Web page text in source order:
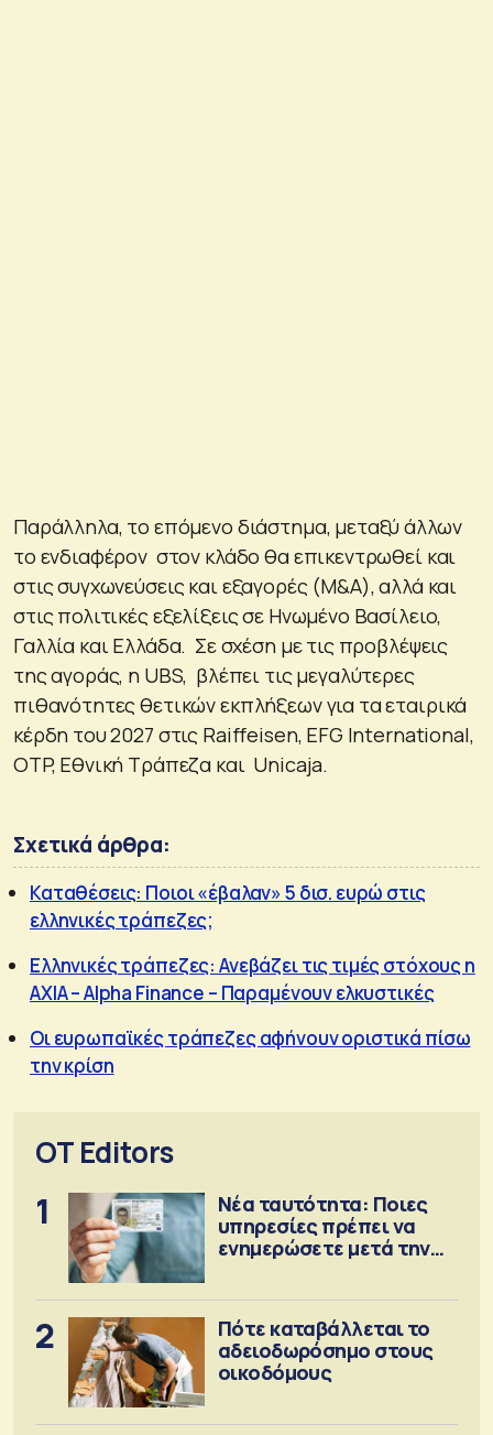
Παράλληλα, το επόμενο διάστημα, μεταξύ άλλων
το ενδιαφέρον στον κλάδο θα επικεντρωθεί και
στις συγχωνεύσεις και εξαγορές (M&A), αλλά και
στις πολιτικές εξελίξεις σε Ηνωμένο Βασίλειο,
Γαλλία και Ελλάδα. Σε σχέση με τις προβλέψεις
της αγοράς, η UBS, βλέπει τις μεγαλύτερες
πιθανότητες θετικών εκπλήξεων για τα εταιρικά
κέρδη του 2027 στις Raiffeisen, EFG International,
OTP, Εθνική Τράπεζα και Unicaja.
Σχετικά άρθρα:
Καταθέσεις: Ποιοι «έβαλαν» 5 δισ. ευρώ στις
ελληνικές τράπεζες;
Ελληνικές τράπεζες: Ανεβάζει τις τιμές στόχους η
AXIA – Alpha Finance – Παραμένουν ελκυστικές
Οι ευρωπαϊκές τράπεζες αφήνουν οριστικά πίσω
την κρίση
OT Editors
1
Νέα ταυτότητα: Ποιες
υπηρεσίες πρέπει να
ενημερώσετε μετά την
2
Πότε καταβάλλεται το
αδειοδωρόσημο στους
οικοδόμους